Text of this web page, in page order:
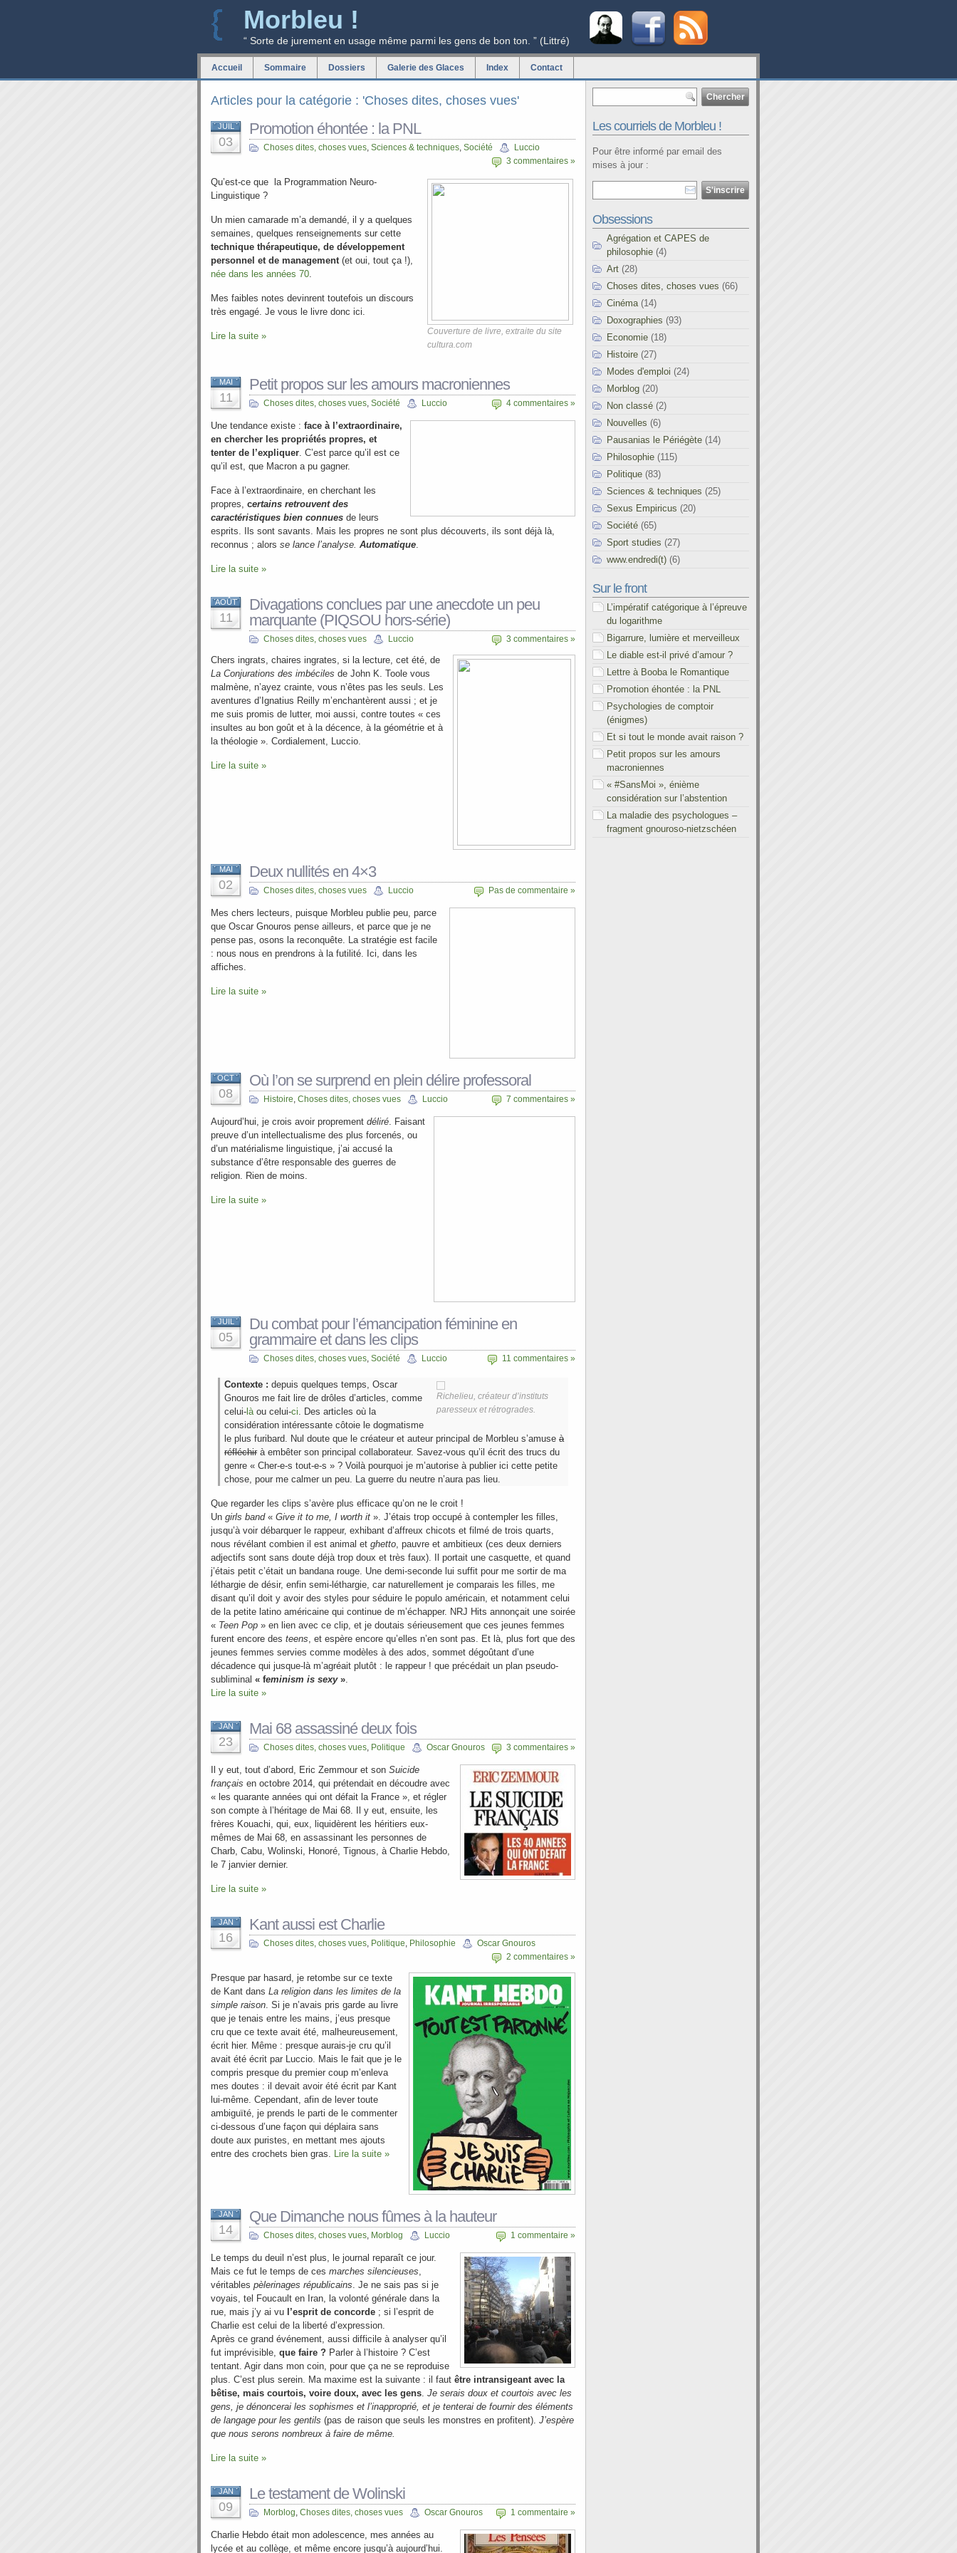
Morbleu !
“ Sorte de jurement en usage même parmi les gens de bon ton. ” (Littré)
Accueil Sommaire Dossiers Galerie des Glaces Index Contact
Articles pour la catégorie : 'Choses dites, choses vues'
JUIL
03
Promotion éhontée : la PNL
Choses dites, choses vues, Sciences & techniques, Société
Luccio
3 commentaires »
Couverture de livre, extraite du site
cultura.com
Qu’est-ce que la Programmation Neuro-
Linguistique ?
Un mien camarade m’a demandé, il y a quelques
semaines, quelques renseignements sur cette
technique thérapeutique, de développement
personnel et de management(et oui, tout ça !),
née dans les années 70.
Mes faibles notes devinrent toutefois un discours
très engagé. Je vous le livre donc ici.
Lire la suite »
MAI
11
Petit propos sur les amours macroniennes
Choses dites, choses vues, Société Luccio 4 commentaires »
Une tendance existe : face à l’extraordinaire,
en chercher les propriétés propres, et
tenter de l’expliquer. C’est parce qu’il est ce
qu’il est, que Macron a pu gagner.
Face à l’extraordinaire, en cherchant les
propres, certains retrouvent des
caractéristiques bien connues de leurs
esprits. Ils sont savants. Mais les propres ne sont plus découverts, ils sont déjà là,
reconnus ; alors se lance l’analyse. Automatique.
Lire la suite »
AOÛT
11
Divagations conclues par une anecdote un peu
marquante (PIQSOU hors-série)
Choses dites, choses vues Luccio 3 commentaires »
Chers ingrats, chaires ingrates, si la lecture, cet été, de
La Conjurations des imbéciles de John K. Toole vous
malmène, n’ayez crainte, vous n’êtes pas les seuls. Les
aventures d’Ignatius Reilly m’enchantèrent aussi ; et je
me suis promis de lutter, moi aussi, contre toutes « ces
insultes au bon goût et à la décence, à la géométrie et à
la théologie ». Cordialement, Luccio.
Lire la suite »
MAI
02
Deux nullités en 4×3
Choses dites, choses vues Luccio Pas de commentaire »
Mes chers lecteurs, puisque Morbleu publie peu, parce
que Oscar Gnouros pense ailleurs, et parce que je ne
pense pas, osons la reconquête. La stratégie est facile
: nous nous en prendrons à la futilité. Ici, dans les
affiches.
Lire la suite »
OCT
08
Où l’on se surprend en plein délire professoral
Histoire, Choses dites, choses vues Luccio 7 commentaires »
Aujourd’hui, je crois avoir proprement déliré. Faisant
preuve d’un intellectualisme des plus forcenés, ou
d’un matérialisme linguistique, j’ai accusé la
substance d’être responsable des guerres de
religion. Rien de moins.
Lire la suite »
JUIL
05
Du combat pour l’émancipation féminine en
grammaire et dans les clips
Choses dites, choses vues, Société Luccio 11 commentaires »
Richelieu, créateur d’instituts
paresseux et rétrogrades.
Contexte : depuis quelques temps, Oscar
Gnouros me fait lire de drôles d’articles, comme
celui- làou celui-ci. Des articles où la
considération intéressante côtoie le dogmatisme
le plus furibard. Nul doute que le créateur et auteur principal de Morbleu s’amuse à
réfléchir à embêter son principal collaborateur. Savez-vous qu’il écrit des trucs du
genre « Cher-e-s tout-e-s » ? Voilà pourquoi je m’autorise à publier ici cette petite
chose, pour me calmer un peu. La guerre du neutre n’aura pas lieu.
Que regarder les clips s’avère plus efficace qu’on ne le croit !
Un girls band« Give it to me, I worth it ». J’étais trop occupé à contempler les filles,
jusqu’à voir débarquer le rappeur, exhibant d’affreux chicots et filmé de trois quarts,
nous révélant combien il est animal et ghetto, pauvre et ambitieux (ces deux derniers
adjectifs sont sans doute déjà trop doux et très faux). Il portait une casquette, et quand
j’étais petit c’était un bandana rouge. Une demi-seconde lui suffit pour me sortir de ma
léthargie de désir, enfin semi-léthargie, car naturellement je comparais les filles, me
disant qu’il doit y avoir des styles pour séduire le populo américain, et notamment celui
de la petite latino américaine qui continue de m’échapper. NRJ Hits annonçait une soirée
« Teen Pop » en lien avec ce clip, et je doutais sérieusement que ces jeunes femmes
furent encore des teens, et espère encore qu’elles n’en sont pas. Et là, plus fort que des
jeunes femmes servies comme modèles à des ados, sommet dégoûtant d’une
décadence qui jusque-là m’agréait plutôt : le rappeur ! que précédait un plan pseudo-
subliminal « feminism is sexy».
Lire la suite »
JAN
23
Mai 68 assassiné deux fois
Choses dites, choses vues, Politique Oscar Gnouros 3 commentaires »
Il y eut, tout d’abord, Eric Zemmour et son Suicide
français en octobre 2014, qui prétendait en découdre avec
« les quarante années qui ont défait la France », et régler
son compte à l’héritage de Mai 68. Il y eut, ensuite, les
frères Kouachi, qui, eux, liquidèrent les héritiers eux-
mêmes de Mai 68, en assassinant les personnes de
Charb, Cabu, Wolinski, Honoré, Tignous, à Charlie Hebdo,
le 7 janvier dernier.
Lire la suite »
JAN
16
Kant aussi est Charlie
Choses dites, choses vues, Politique, Philosophie
Oscar Gnouros
2 commentaires »
Presque par hasard, je retombe sur ce texte
de Kant dans La religion dans les limites de la
simple raison. Si je n’avais pris garde au livre
que je tenais entre les mains, j’eus presque
cru que ce texte avait été, malheureusement,
écrit hier. Même : presque aurais-je cru qu’il
avait été écrit par Luccio. Mais le fait que je le
compris presque du premier coup m’enleva
mes doutes : il devait avoir été écrit par Kant
lui-même. Cependant, afin de lever toute
ambiguïté, je prends le parti de le commenter
ci-dessous d’une façon qui déplaira sans
doute aux puristes, en mettant mes ajouts
entre des crochets bien gras. Lire la suite »
JAN
14
Que Dimanche nous fûmes à la hauteur
Choses dites, choses vues, Morblog Luccio 1 commentaire »
Le temps du deuil n’est plus, le journal reparaît ce jour.
Mais ce fut le temps de ces marches silencieuses,
véritables pèlerinages républicains. Je ne sais pas si je
voyais, tel Foucault en Iran, la volonté générale dans la
rue, mais j’y ai vu l’esprit de concorde ; si l’esprit de
Charlie est celui de la liberté d’expression.
Après ce grand événement, aussi difficile à analyser qu’il
fut imprévisible, que faire ? Parler à l’histoire ? C’est
tentant. Agir dans mon coin, pour que ça ne se reproduise
plus. C’est plus serein. Ma maxime est la suivante : il faut être intransigeant avec la
bêtise, mais courtois, voire doux, avec les gens. Je serais doux et courtois avec les
gens, je dénoncerai les sophismes et l’inapproprié, et je tenterai de fournir des éléments
de langage pour les gentils (pas de raison que seuls les monstres en profitent). J’espère
que nous serons nombreux à faire de même.
Lire la suite »
JAN
09
Le testament de Wolinski
Morblog, Choses dites, choses vues Oscar Gnouros 1 commentaire »
Charlie Hebdo était mon adolescence, mes années au
lycée et au collège, et même encore jusqu’à aujourd’hui.
Les courriels de Morbleu !
Pour être informé par email des
mises à jour :
Obsessions
Agrégation et CAPES de
philosophie (4)
Art (28)
Choses dites, choses vues (66)
Cinéma (14)
Doxographies (93)
Economie (18)
Histoire (27)
Modes d'emploi (24)
Morblog (20)
Non classé (2)
Nouvelles (6)
Pausanias le Périégète (14)
Philosophie (115)
Politique (83)
Sciences & techniques (25)
Sexus Empiricus (20)
Société (65)
Sport studies (27)
www.endredi(t) (6)
Sur le front
L’impératif catégorique à l’épreuve
du logarithme
Bigarrure, lumière et merveilleux
Le diable est-il privé d’amour ?
Lettre à Booba le Romantique
Promotion éhontée : la PNL
Psychologies de comptoir
(énigmes)
Et si tout le monde avait raison ?
Petit propos sur les amours
macroniennes
« #SansMoi », énième
considération sur l’abstention
La maladie des psychologues –
fragment gnouroso-nietzschéen